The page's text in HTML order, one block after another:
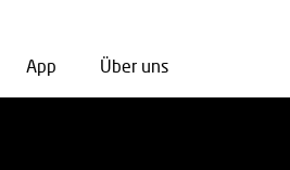
App Über uns